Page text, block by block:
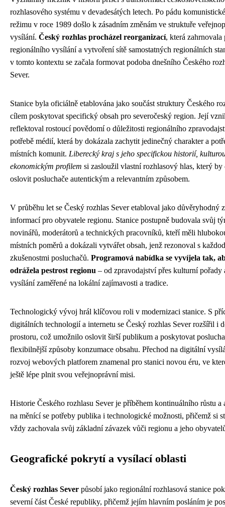
rozhlasového systému v devadesátých letech. Po pádu
režimu v roce 1989 došlo k zásadním změnám ve struktuře
vysílání. Český rozhlas procházel reorganizací, která zahrnovala
regionálního vysílání a vytvoření sítě samostatných regionálních
v tomto kontextu se začala formovat podoba dnešního Českého
Sever.
Stanice byla oficiálně etablována jako součást struktury Českého
cílem poskytovat specifický obsah pro severočeský region. Její
reflektoval rostoucí povědomí o důležitosti regionálního
potřebě médií, která by dokázala zachytit jedinečný charakter a
místních komunit. Liberecký kraj s jeho specifickou historií,
ekonomickým profilem si zasloužil vlastní rozhlasový hlas, který by
oslovit posluchače autentickým a relevantním způsobem.
V průběhu let se Český rozhlas Sever etabloval jako důvěryhodný
informací pro obyvatele regionu. Stanice postupně budovala svůj
novinářů, moderátorů a technických pracovníků, kteří měli
místních poměrů a dokázali vytvářet obsah, jenž rezonoval s
zkušenostmi posluchačů. Programová nabídka se vyvíjela tak,
odrážela pestrost regionu – od zpravodajství přes kulturní pořady
vysílání zaměřené na lokální zajímavosti a tradice.
Technologický vývoj hrál klíčovou roli v modernizaci stanice. S
digitálních technologií a internetu se Český rozhlas Sever rozšířil i
prostoru, což umožnilo oslovit širší publikum a poskytovat
flexibilnější způsoby konzumace obsahu. Přechod na digitální
rozvoj webových platforem znamenal pro stanici novou éru, ve
ještě lépe plnit svou veřejnoprávní misi.
Historie Českého rozhlasu Sever je příběhem kontinuálního růstu a
na měnící se potřeby publika i technologické možnosti, přičemž si
vždy zachovala svůj základní závazek vůči regionu a jeho
Geografické pokrytí a vysílací oblasti
Český rozhlas Sever působí jako regionální rozhlasová stanice
severní část České republiky, přičemž jejím hlavním posláním je